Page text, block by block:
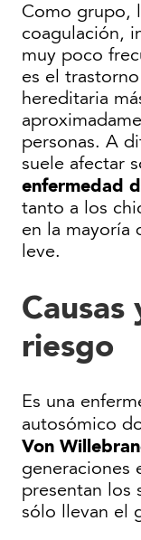
Como grupo,
coagulación,
muy poco
es el
hereditaria
personas. A
suele afectar
enfermedad
tanto a los
en la mayoría
leve.
riesgo
Es una
autosómico
Von
generaciones
presentan los
sólo llevan el